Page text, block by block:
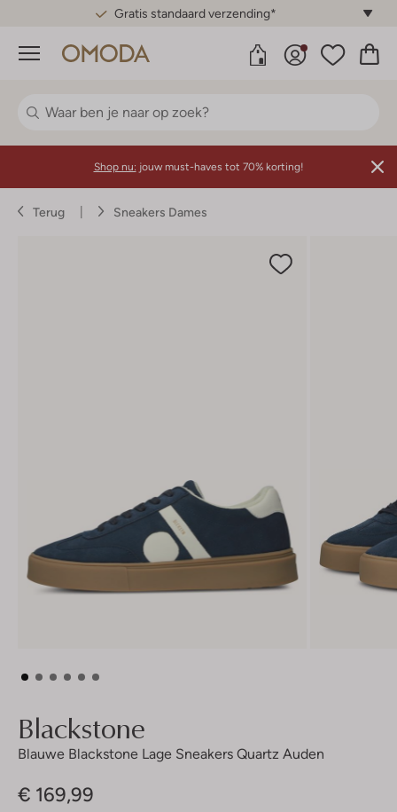
Gratis standaard verzending*
Menu
Shop nu: jouw must-haves tot 70% korting!
Terug Sneakers Dames
Blackstone
Blauwe Blackstone Lage Sneakers Quartz Auden
€ 169,99